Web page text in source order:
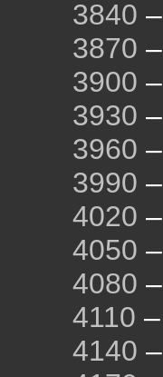
3840 –
3870 –
3900 –
3930 –
3960 –
3990 –
4020 –
4050 –
4080 –
4110 –
4140 –